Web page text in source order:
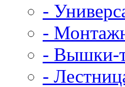
-
-
- Вышки-
-